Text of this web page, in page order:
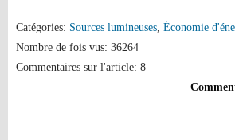
Catégories: Sources lumineuses, Économie
Nombre de fois vus: 36264
Commentaires sur l'article: 8